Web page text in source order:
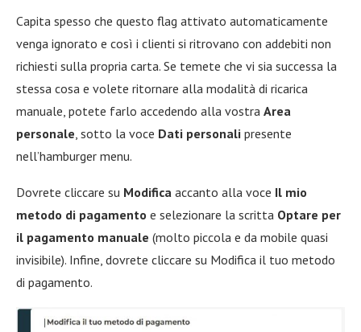
Capita spesso che questo flag attivato automaticamente
venga ignorato e così i clienti si ritrovano con addebiti non
richiesti sulla propria carta. Se temete che vi sia successa la
stessa cosa e volete ritornare alla modalità di ricarica
manuale, potete farlo accedendo alla vostra Area
personale , sotto la voce Dati personali presente
nell’hamburger menu.
Dovrete cliccare su Modifica accanto alla voce Il mio
metodo di pagamento e selezionare la scritta Optare per
il pagamento manuale (molto piccola e da mobile quasi
invisibile). Infine, dovrete cliccare su Modifica il tuo metodo
di pagamento.